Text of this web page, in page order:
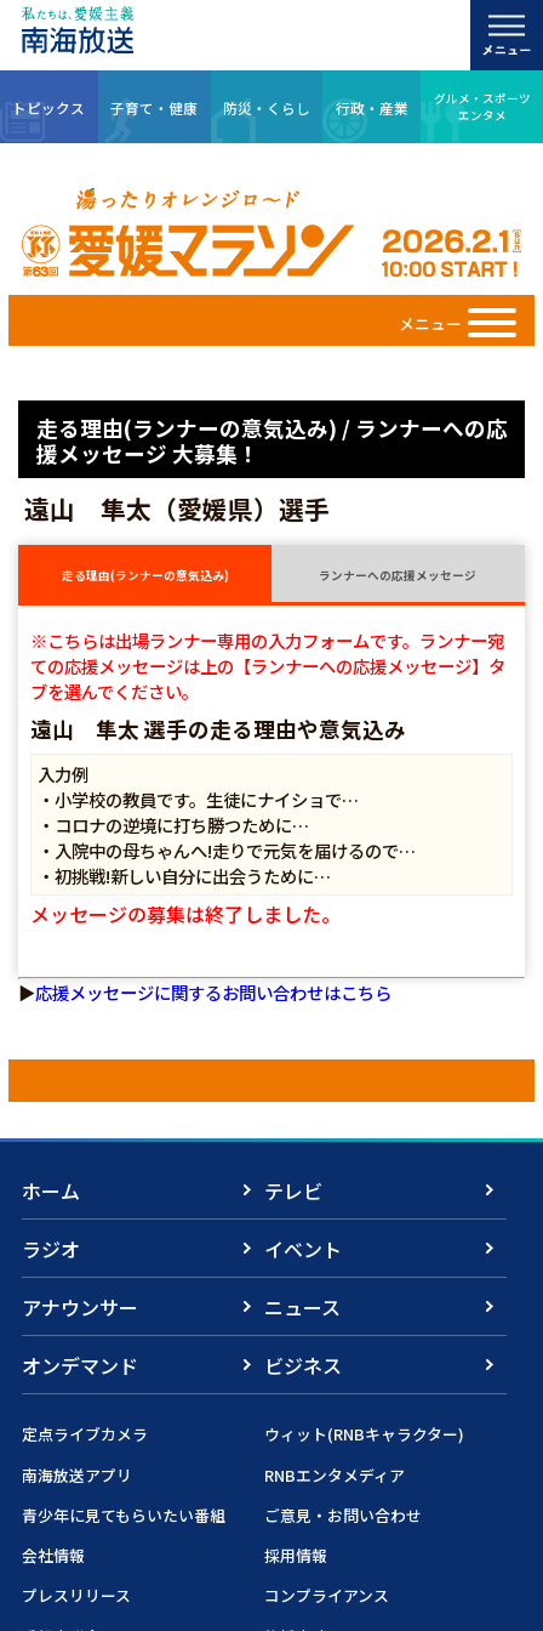
トピックス 子育て・健康 防災・くらし 行政・産業
グルメ・スポーツ
エンタメ
メニュー
走る理由(ランナーの意気込み) / ランナーへの応
援メッセージ 大募集！
遠山 隼太（愛媛県）選手
走る理由(ランナーの意気込み) ランナーへの応援メッセージ
※こちらは出場ランナー専用の入力フォームです。ランナー宛
ての応援メッセージは上の【ランナーへの応援メッセージ】タ
ブを選んでください。
遠山 隼太 選手の走る理由や意気込み
入力例
・小学校の教員です。生徒にナイショで…
・コロナの逆境に打ち勝つために…
・入院中の母ちゃんへ!走りで元気を届けるので…
・初挑戦!新しい自分に出会うために…
メッセージの募集は終了しました。
▶応援メッセージに関するお問い合わせはこちら
ホーム
テレビ
ラジオ
イベント
アナウンサー
ニュース
オンデマンド
ビジネス
定点ライブカメラ
ウィット(RNBキャラクター)
南海放送アプリ
RNBエンタメディア
青少年に見てもらいたい番組
ご意見・お問い合わせ
会社情報
採用情報
プレスリリース
コンプライアンス